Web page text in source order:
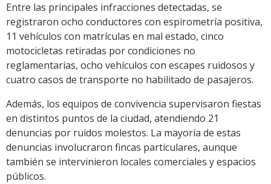
Entre las principales infracciones detectadas, se
registraron ocho conductores con espirometría positiva,
11 vehículos con matrículas en mal estado, cinco
motocicletas retiradas por condiciones no
reglamentarias, ocho vehículos con escapes ruidosos y
cuatro casos de transporte no habilitado de pasajeros.
Además, los equipos de convivencia supervisaron fiestas
en distintos puntos de la ciudad, atendiendo 21
denuncias por ruidos molestos. La mayoría de estas
denuncias involucraron fincas particulares, aunque
también se intervinieron locales comerciales y espacios
públicos.